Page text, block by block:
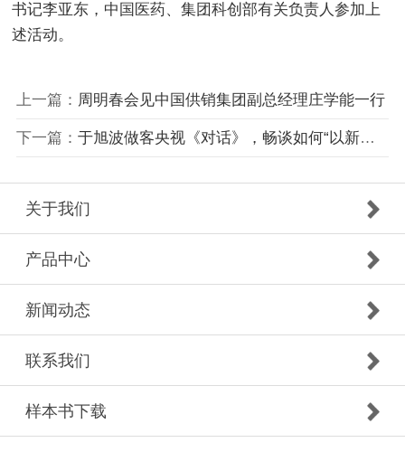
书记李亚东，中国医药、集团科创部有关负责人参加上
述活动。
上一篇： 周明春会见中国供销集团副总经理庄学能一行
下一篇： 于旭波做客央视《对话》，畅谈如何“以新力绘新图”
关于我们
产品中心
新闻动态
联系我们
样本书下载